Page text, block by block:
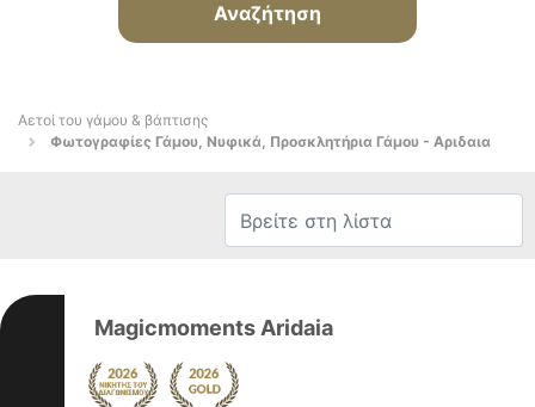
Αναζήτηση
Αετοί του γάμου & βάπτισης
Φωτογραφίες Γάμου, Νυφικά, Προσκλητήρια Γάμου - Αριδαια
Magicmoments Aridaia